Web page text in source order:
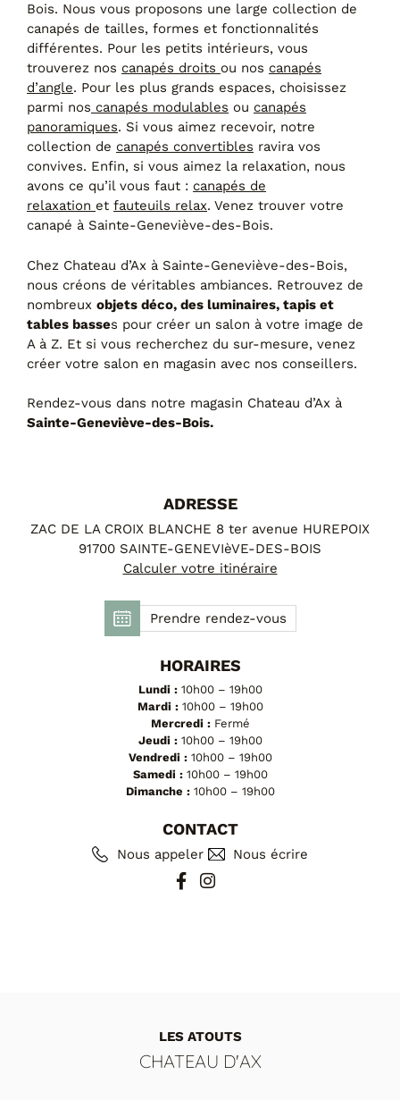
Canapés 2 places
Canapés 3 places
Canapés 4 places
Canapés panoramiques
Fauteuils
Poufs
CANAPÉS
Tous les produits
FAUTEUILS ET POUFS
Tous les produits
Voir tous les produits et collections
Bois. Nous vous proposons une large collection de
canapés de tailles, formes et fonctionnalités
différentes. Pour les petits intérieurs, vous
trouverez nos canapés droits ou nos canapés
d’angle. Pour les plus grands espaces, choisissez
parmi nos canapés modulables ou canapés
panoramiques. Si vous aimez recevoir, notre
collection de canapés convertibles ravira vos
convives. Enfin, si vous aimez la relaxation, nous
avons ce qu’il vous faut : canapés de
relaxation et fauteuils relax. Venez trouver votre
canapé à Sainte-Geneviève-des-Bois.
Chez Chateau d’Ax à Sainte-Geneviève-des-Bois,
nous créons de véritables ambiances. Retrouvez de
nombreux objets déco, des luminaires, tapis et
tables basses pour créer un salon à votre image de
A à Z. Et si vous recherchez du sur-mesure, venez
créer votre salon en magasin avec nos conseillers.
Rendez-vous dans notre magasin Chateau d’Ax à
Sainte-Geneviève-des-Bois.
ADRESSE
ZAC DE LA CROIX BLANCHE 8 ter avenue HUREPOIX
91700 SAINTE-GENEVIèVE-DES-BOIS
Calculer votre itinéraire
Prendre rendez-vous
HORAIRES
Lundi :10h00 – 19h00
Mardi :10h00 – 19h00
Mercredi :Fermé
Jeudi :10h00 – 19h00
Vendredi :10h00 – 19h00
Samedi : 10h00 – 19h00
Dimanche : 10h00 – 19h00
CONTACT
Nous appeler Nous écrire
LES ATOUTS
CHATEAU D'AX